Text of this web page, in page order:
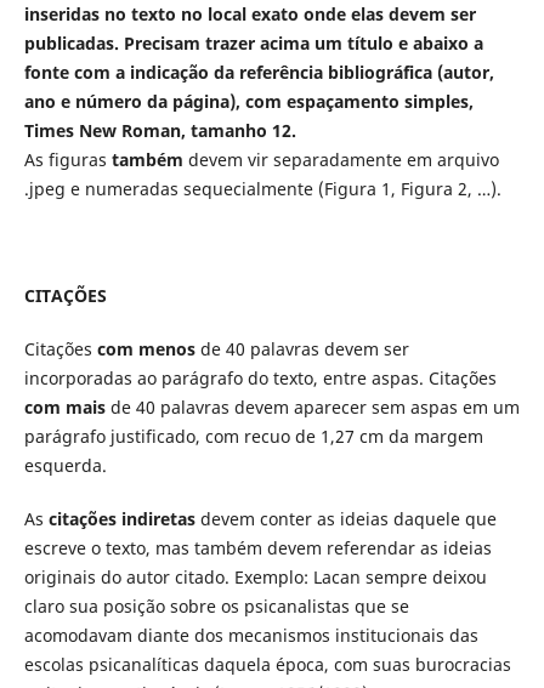
inseridas no texto no local exato onde elas devem ser
publicadas. Precisam trazer acima um título e abaixo a
fonte com a indicação da referência bibliográfica (autor,
ano e número da página), com espaçamento simples,
Times New Roman, tamanho 12.
As figuras também devem vir separadamente em arquivo
.jpeg e numeradas sequecialmente (Figura 1, Figura 2, …).
CITAÇÕES
Citações com menosde 40 palavras devem ser
incorporadas ao parágrafo do texto, entre aspas. Citações
com maisde 40 palavras devem aparecer sem aspas em um
parágrafo justificado, com recuo de 1,27 cm da margem
esquerda.
As citações indiretas devem conter as ideias daquele que
escreve o texto, mas também devem referendar as ideias
originais do autor citado. Exemplo: Lacan sempre deixou
claro sua posição sobre os psicanalistas que se
acomodavam diante dos mecanismos institucionais das
escolas psicanalíticas daquela época, com suas burocracias